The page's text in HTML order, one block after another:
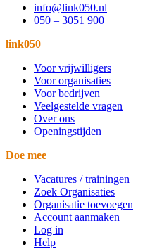
info@link050.nl
050 – 3051 900
link050
Voor vrijwilligers
Voor organisaties
Voor bedrijven
Veelgestelde vragen
Over ons
Openingstijden
Doe mee
Vacatures / trainingen
Zoek Organisaties
Organisatie toevoegen
Account aanmaken
Log in
Help